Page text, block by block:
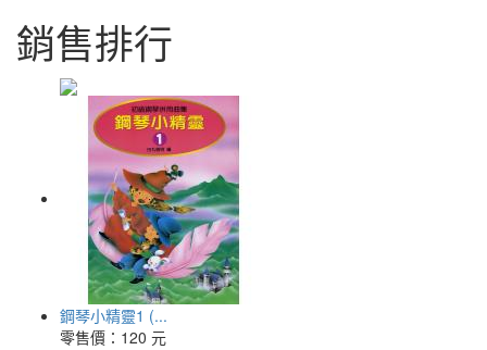
銷售排行
鋼琴小精靈1 (...
零售價： 120 元